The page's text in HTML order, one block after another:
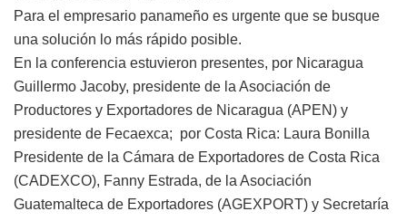
Para el empresario panameño es urgente que se busque
una solución lo más rápido posible.
En la conferencia estuvieron presentes, por Nicaragua
Guillermo Jacoby, presidente de la Asociación de
Productores y Exportadores de Nicaragua (APEN) y
presidente de Fecaexca; por Costa Rica: Laura Bonilla
Presidente de la Cámara de Exportadores de Costa Rica
(CADEXCO), Fanny Estrada, de la Asociación
Guatemalteca de Exportadores (AGEXPORT) y Secretaría